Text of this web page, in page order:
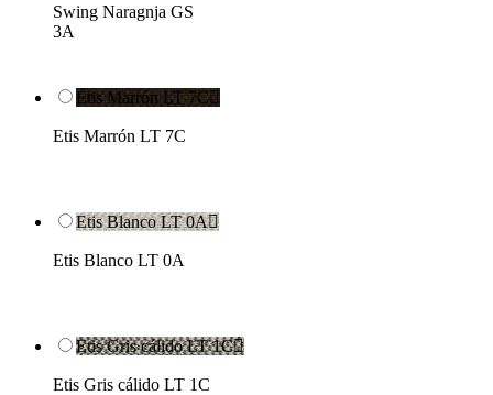
Swing Naragnja GS
3A
Etis Marrón LT 7C
Etis Marrón LT 7C
Etis Blanco LT 0A
Etis Blanco LT 0A
Etis Gris cálido LT 1C
Etis Gris cálido LT 1C